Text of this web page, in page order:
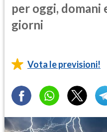
per oggi, domani
giorni
Vota le previsioni!